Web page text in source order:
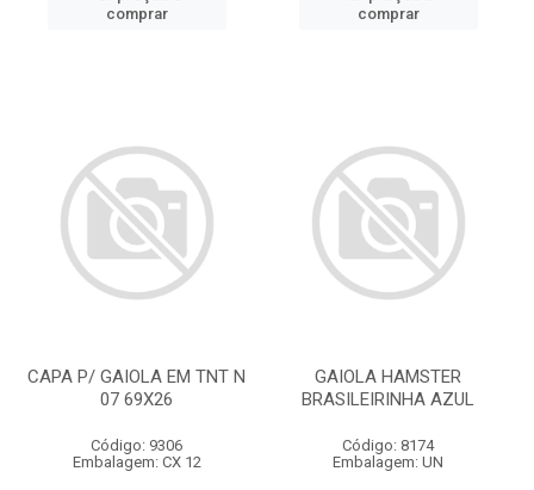
comprar
comprar
CAPA P/ GAIOLA EM TNT N
07 69X26
Código: 9306
Embalagem: CX 12
GAIOLA HAMSTER
BRASILEIRINHA AZUL
Código: 8174
Embalagem: UN